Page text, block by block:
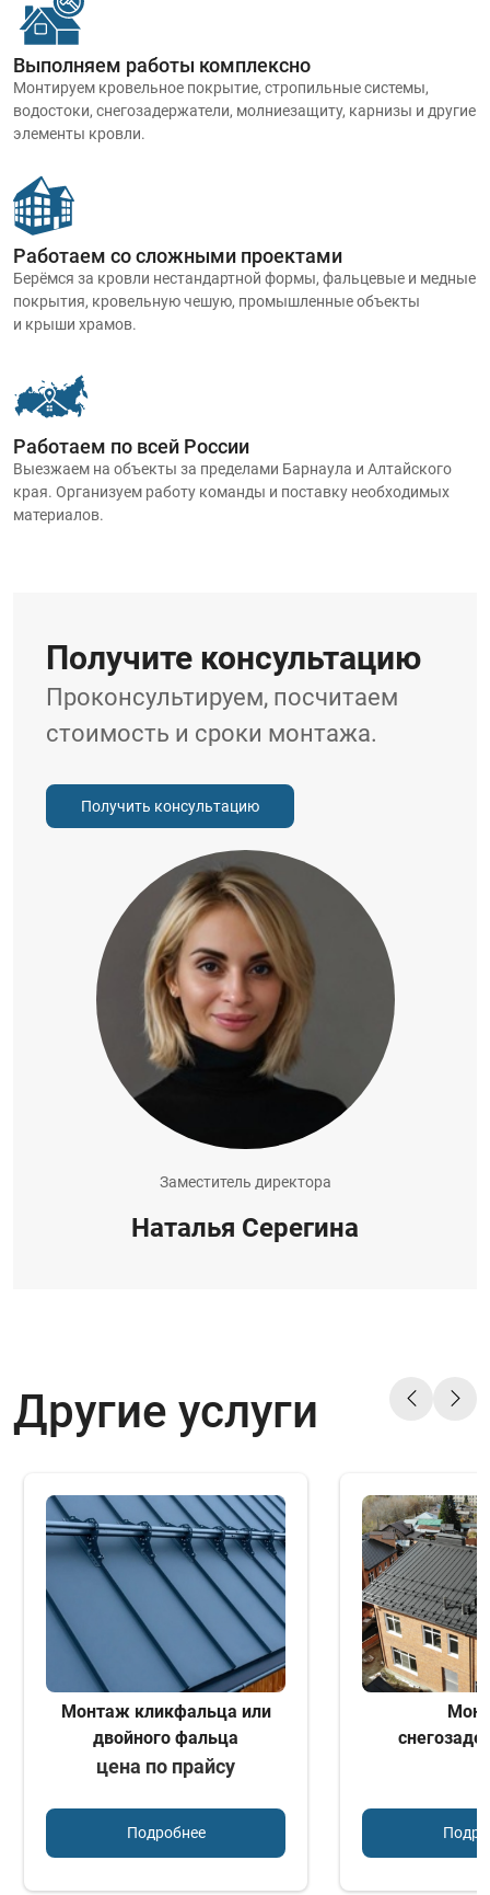
Выполняем работы комплексно
Монтируем кровельное покрытие, стропильные системы,
водостоки, снегозадержатели, молниезащиту, карнизы и другие
элементы кровли.
Работаем со сложными проектами
Берёмся за кровли нестандартной формы, фальцевые и медные
покрытия, кровельную чешую, промышленные объекты
и крыши храмов.
Работаем по всей России
Выезжаем на объекты за пределами Барнаула и Алтайского
края. Организуем работу команды и поставку необходимых
материалов.
Получите консультацию
Проконсультируем, посчитаем
стоимость и сроки монтажа.
Получить консультацию
Заместитель директора
Наталья Серегина
Другие услуги
Монтаж кликфальца или
двойного фальца
цена по прайсу
Подробнее